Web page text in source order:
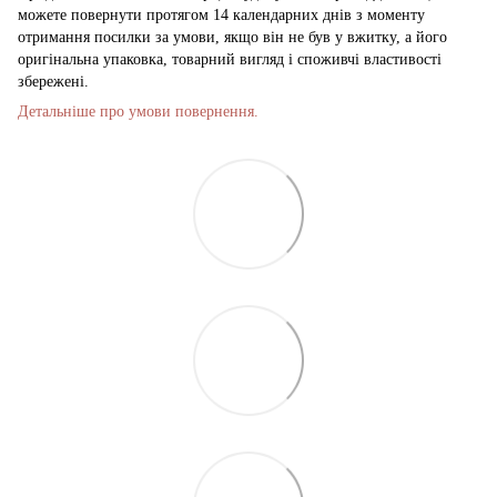
можете повернути протягом 14 календарних днів з моменту
отримання посилки за умови, якщо він не був у вжитку, а його
оригінальна упаковка, товарний вигляд і споживчі властивості
збережені.
Детальніше про умови повернення.